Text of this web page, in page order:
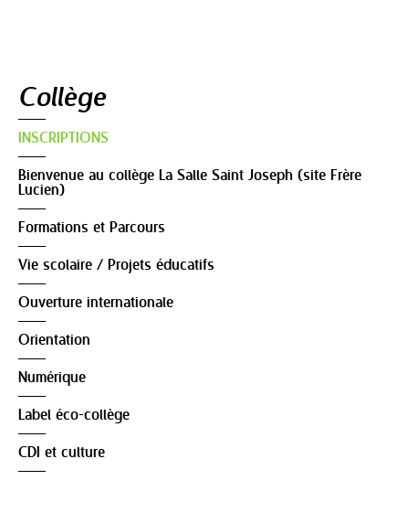
Collège
INSCRIPTIONS
Bienvenue au collège La Salle Saint Joseph (site Frère
Lucien)
Formations et Parcours
Vie scolaire / Projets éducatifs
Ouverture internationale
Orientation
Numérique
Label éco-collège
CDI et culture